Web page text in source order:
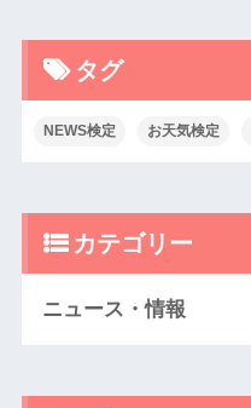
タグ
NEWS検定 お天気検定
カテゴリー
ニュース・情報